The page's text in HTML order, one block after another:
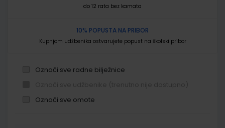
do 12 rata bez kamata
10% POPUSTA NA PRIBOR
Kupnjom udžbenika ostvarujete popust na školski pribor
Označi sve radne bilježnice
Označi sve omote